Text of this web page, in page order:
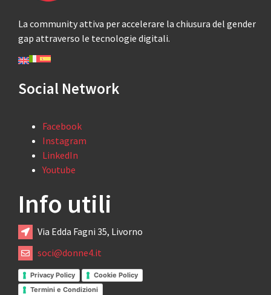
La community attiva per accelerare la chiusura del gender
gap attraverso le tecnologie digitali.
Social Network
Facebook
Instagram
LinkedIn
Youtube
Info utili
Via Edda Fagni 35, Livorno
soci@donne4.it
Privacy Policy
Cookie Policy
Termini e Condizioni